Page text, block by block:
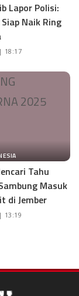
Lapor Polisi:
Naik Ring
18:17
Tahu
Masuk
di Jember
13:19